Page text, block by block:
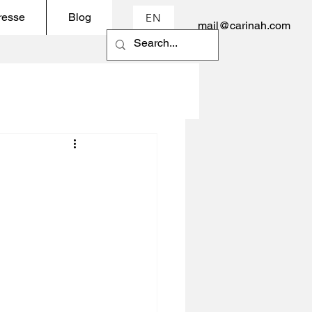
mail@carinah.com
Blog EN